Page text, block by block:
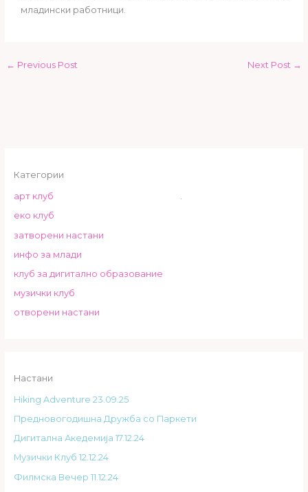
младински работници.
← Previous Post Next Post →
Категории
арт клуб
еко клуб
затворени настани
инфо за млади
клуб за дигитално образование
музички клуб
отворени настани
.
Настани
Hiking Adventure 23.09.25
Предновогодишна Дружба со Паркети
Дигитална Акедемија 17.12.24
Музички Клуб 12.12.24
Филмска Вечер 11.12.24